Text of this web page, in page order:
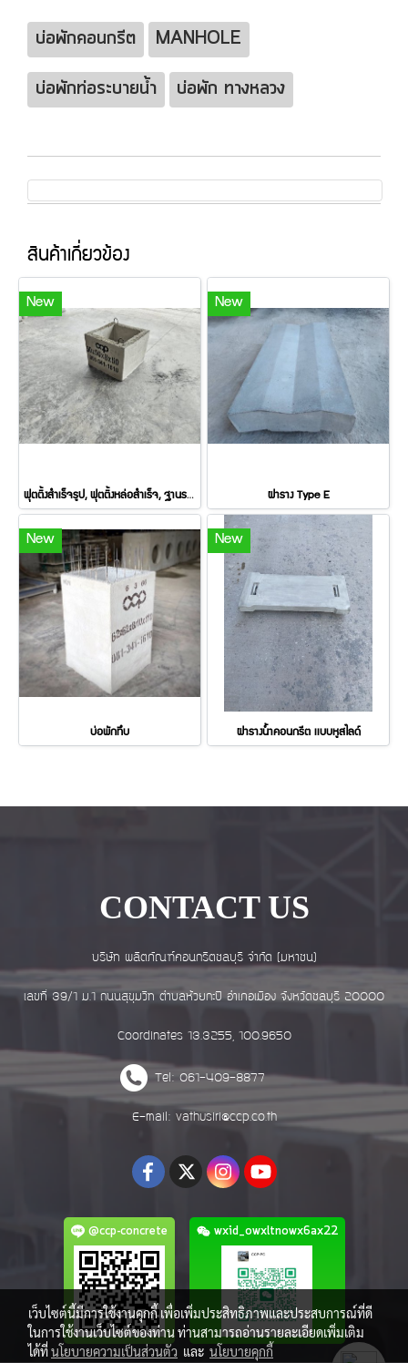
บ่อพักคอนกรีต
MANHOLE
บ่อพักท่อระบายน้ำ
บ่อพัก ทางหลวง
สินค้าเกี่ยวข้อง
New
ฟุตติ้งสำเร็จรูป, ฟุตติ้งหล่อสำเร็จ, ฐานรากสำเร็จรูป
New
ฝาราง Type E
New
บ่อพักทึบ
New
ฝารางน้ำคอนกรีต เเบบหูสไลด์
CONTACT US
บริษัท ผลิตภัณฑ์คอนกรีตชลบุรี จำกัด (มหาชน)
เลขที่ 39/1 ม.1 ถนนสุขุมวิท ตำบลห้วยกะปิ อำเภอเมือง จังหวัดชลบุรี 20000
Coordinates 13.3255, 100.9650
Tel: 061-409-8877
E-mail: vathusiri@ccp.co.th
@ccp-concrete wxid_owxltnowx6ax22
เว็บไซต์นี้มีการใช้งานคุกกี้ เพื่อเพิ่มประสิทธิภาพและประสบการณ์ที่ดี
ในการใช้งานเว็บไซต์ของท่าน ท่านสามารถอ่านรายละเอียดเพิ่มเติม
ได้ที่นโยบายความเป็นส่วนตัว และ นโยบายคุกกี้